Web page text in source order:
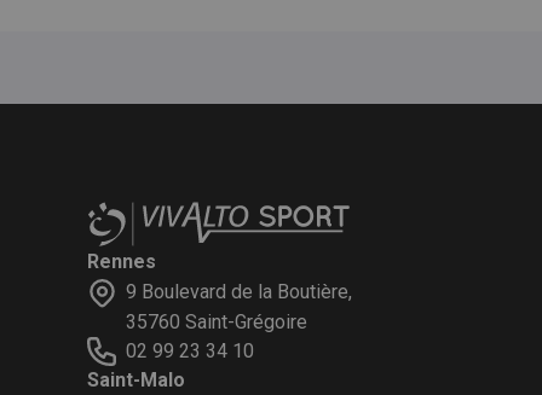
Rennes
9 Boulevard de la Boutière,
35760 Saint-Grégoire
02 99 23 34 10
Saint-Malo